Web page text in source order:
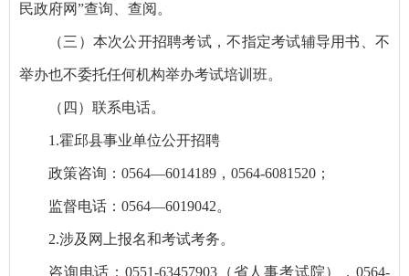
民政府网”查询、查阅。
（三）本次公开招聘考试，不指定考试辅导用书、不
举办也不委托任何机构举办考试培训班。
（四）联系电话。
1.霍邱县事业单位公开招聘
政策咨询：0564—6014189，0564-6081520；
监督电话：0564—6019042。
2.涉及网上报名和考试考务。
咨询电话：0551-63457903（省人事考试院），0564-